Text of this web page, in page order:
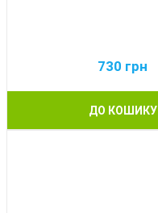
730 грн
ДО КОШИКУ